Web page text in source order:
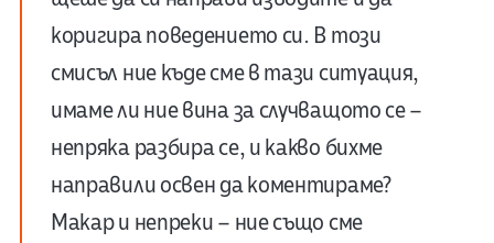
коригира поведението си. В този
смисъл ние къде сме в тази ситуация,
имаме ли ние вина за случващото се –
непряка разбира се, и какво бихме
направили освен да коментираме?
Макар и непреки – ние също сме